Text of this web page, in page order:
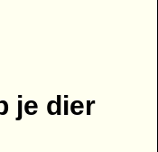
je dier